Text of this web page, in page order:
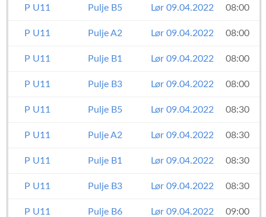
P U11 Pulje B5 Lør 09.04.2022 08:00
P U11 Pulje A2 Lør 09.04.2022 08:00
P U11 Pulje B1 Lør 09.04.2022 08:00
P U11 Pulje B3 Lør 09.04.2022 08:00
P U11 Pulje B5 Lør 09.04.2022 08:30
P U11 Pulje A2 Lør 09.04.2022 08:30
P U11 Pulje B1 Lør 09.04.2022 08:30
P U11 Pulje B3 Lør 09.04.2022 08:30
P U11 Pulje B6 Lør 09.04.2022 09:00